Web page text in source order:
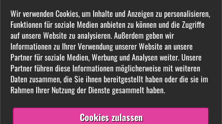
Wir verwenden Cookies, um Inhalte und Anzeigen zu personalisieren,
Funktionen für soziale Medien anbieten zu können und die Zugriffe
auf unsere Website zu analysieren. Außerdem geben wir
Informationen zu Ihrer Verwendung unserer Website an unsere
Partner für soziale Medien, Werbung und Analysen weiter. Unsere
Partner führen diese Informationen möglicherweise mit weiteren
Daten zusammen, die Sie ihnen bereitgestellt haben oder die sie im
Rahmen Ihrer Nutzung der Dienste gesammelt haben.
Cookies zulassen
FETISCH ist in unserer Community willkommen
und auch Du wirst hier Deine Herrin finden, die
Dich Schritt für Schritt in das Sklavenleben deiner
Träume führt. Lebe deine dunkelsten Fantasien
LIVE vor der Cam aus. Finde unter tausenden
privaten SM- und Fetischvideos deine dominante
Lady und genieße die Leidenschaft, die Leiden
schafft!